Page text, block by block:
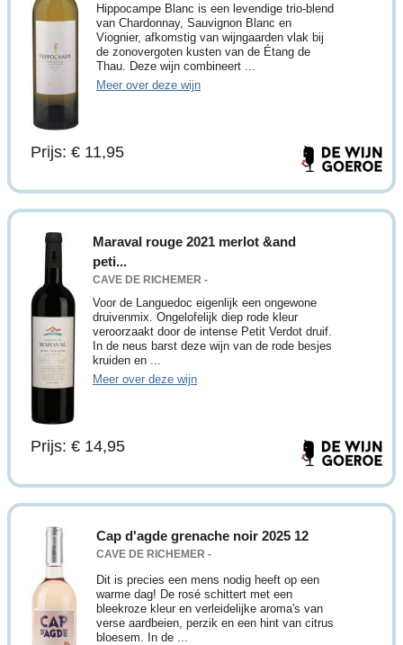
Hippocampe Blanc is een levendige trio-blend
van Chardonnay, Sauvignon Blanc en
Viognier, afkomstig van wijngaarden vlak bij
de zonovergoten kusten van de Étang de
Thau. Deze wijn combineert ...
Meer over deze wijn
Prijs: € 11,95
Maraval rouge 2021 merlot &and
peti...
CAVE DE RICHEMER -
Voor de Languedoc eigenlijk een ongewone
druivenmix. Ongelofelijk diep rode kleur
veroorzaakt door de intense Petit Verdot druif.
In de neus barst deze wijn van de rode besjes
kruiden en ...
Meer over deze wijn
Prijs: € 14,95
Cap d'agde grenache noir 2025 12
CAVE DE RICHEMER -
Dit is precies een mens nodig heeft op een
warme dag! De rosé schittert met een
bleekroze kleur en verleidelijke aroma's van
verse aardbeien, perzik en een hint van citrus
bloesem. In de ...